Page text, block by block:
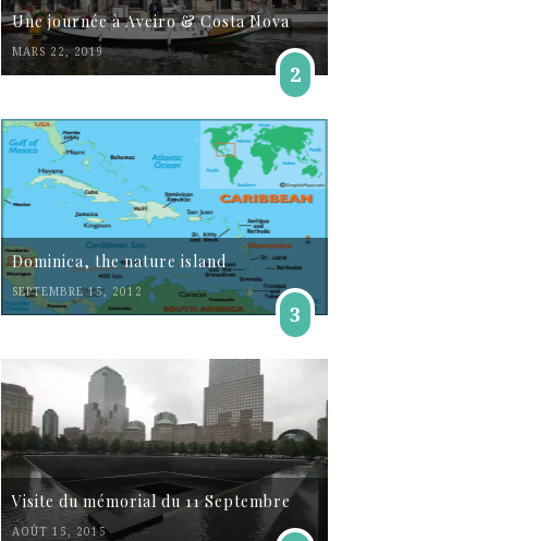
Une journée à Aveiro & Costa Nova
MARS 22, 2019
2
Dominica, the nature island
SEPTEMBRE 15, 2012
3
Visite du mémorial du 11 Septembre
AOÛT 15, 2015